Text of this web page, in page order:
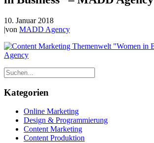
10. Januar 2018
|von MADD Agency
Kategorien
Online Marketing
Design & Programmierung
Content Marketing
Content Produktion